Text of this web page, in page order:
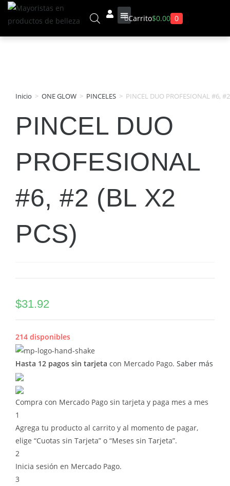
Carrito$0.00 0
Inicio > ONE GLOW > PINCELES > PINCEL DUO PROFESIONAL #6,
PINCEL DUO
PROFESIONAL
#6, #2 (BL X2
PCS)
$31.92
214 disponibles
Hasta 12 pagos sin tarjeta con Mercado Pago. Saber más
Compra con Mercado Pago sin tarjeta y paga mes a mes
1
Agrega tu producto al carrito y al momento de pagar,
elige “Cuotas sin Tarjeta” o “Meses sin Tarjeta”.
2
Inicia sesión en Mercado Pago.
3